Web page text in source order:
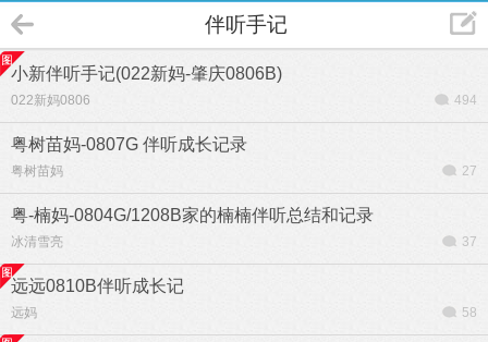
伴听手记
小新伴听手记(022新妈-肇庆0806B)
022新妈0806 494
粤树苗妈-0807G 伴听成长记录
粤树苗妈 27
粤-楠妈-0804G/1208B家的楠楠伴听总结和记录
冰清雪亮 37
远远0810B伴听成长记
远妈 58